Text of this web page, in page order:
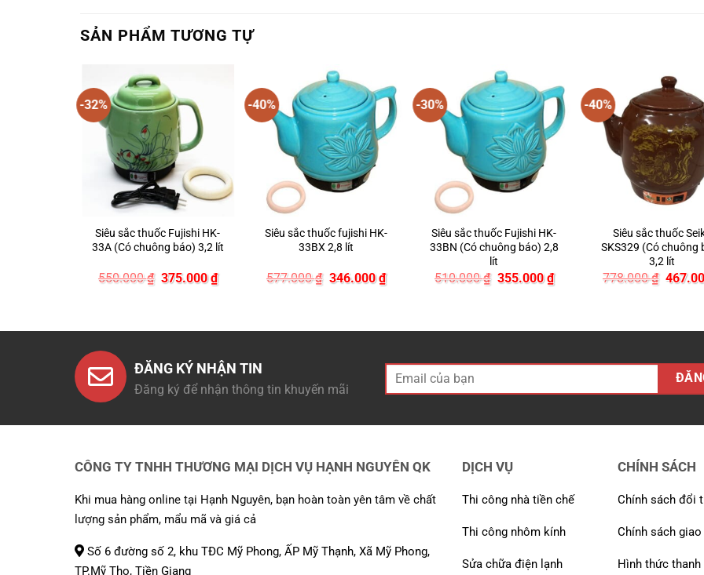
SẢN PHẨM TƯƠNG TỰ
-32%
Siêu sắc thuốc Fujishi HK-
33A (Có chuông báo) 3,2 lít
550.000₫ Giá
375.000₫Giá
hiện
-40%
Siêu sắc thuốc fujishi HK-
33BX 2,8 lít
577.000₫ Giá
346.000₫Giá
hiện
-30%
Siêu sắc thuốc Fujishi HK-
33BN (Có chuông báo) 2,8
lít
510.000₫ Giá
355.000₫Giá
hiện
-40%
Siêu sắc thuốc
SKS329 (Có chuông
3,2 lít
778.000₫ Giá
ĐĂNG KÝ NHẬN TIN
Đăng ký để nhận thông tin khuyến mãi
CÔNG TY TNHH THƯƠNG MẠI DỊCH VỤ HẠNH NGUYÊN QK
Khi mua hàng online tại Hạnh Nguyên, bạn hoàn toàn yên tâm về chất
lượng sản phẩm, mẩu mã và giá cả
Số 6 đường số 2, khu TĐC Mỹ Phong, ẤP Mỹ Thạnh, Xã Mỹ Phong,
TP.Mỹ Tho, Tiền Giang
DỊCH VỤ
Thi công nhà tiền chế
Thi công nhôm kính
Sửa chữa điện lạnh
CHÍNH SÁCH
Chính sách đổi
Chính sách giao
Hình thức thanh